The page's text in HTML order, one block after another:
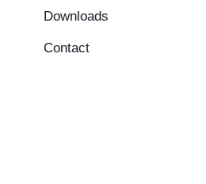
Downloads
Contact